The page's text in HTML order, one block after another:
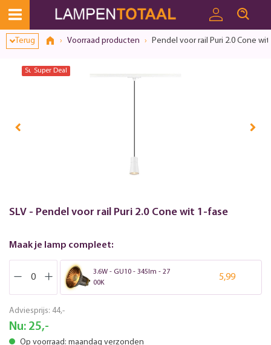
Terug Voorraad producten Pendel voor rail Puri 2.0 Cone wit
Super Deal
Super Deal
SLV - Pendel voor rail Puri 2.0 Cone wit 1-fase
Maak je lamp compleet:
3.6W - GU10 - 345lm - 27
00K
5,99
Adviesprijs: 44,-
Nu: 25,-
Op voorraad: maandag verzonden